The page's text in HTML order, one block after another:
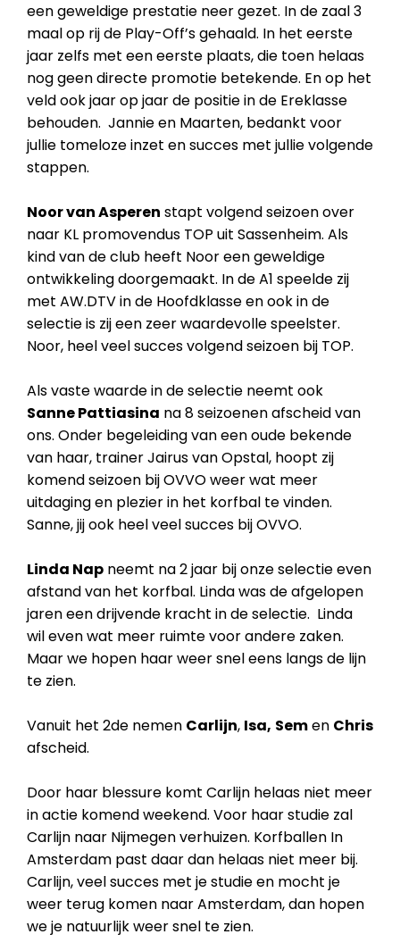
een geweldige prestatie neer gezet. In de zaal 3
maal op rij de Play-Off’s gehaald. In het eerste
jaar zelfs met een eerste plaats, die toen helaas
nog geen directe promotie betekende. En op het
veld ook jaar op jaar de positie in de Ereklasse
behouden. Jannie en Maarten, bedankt voor
jullie tomeloze inzet en succes met jullie volgende
stappen.
Noor van Asperen stapt volgend seizoen over
naar KL promovendus TOP uit Sassenheim. Als
kind van de club heeft Noor een geweldige
ontwikkeling doorgemaakt. In de A1 speelde zij
met AW.DTV in de Hoofdklasse en ook in de
selectie is zij een zeer waardevolle speelster.
Noor, heel veel succes volgend seizoen bij TOP.
Als vaste waarde in de selectie neemt ook
Sanne Pattiasina na 8 seizoenen afscheid van
ons. Onder begeleiding van een oude bekende
van haar, trainer Jairus van Opstal, hoopt zij
komend seizoen bij OVVO weer wat meer
uitdaging en plezier in het korfbal te vinden.
Sanne, jij ook heel veel succes bij OVVO.
Linda Nap neemt na 2 jaar bij onze selectie even
afstand van het korfbal. Linda was de afgelopen
jaren een drijvende kracht in de selectie. Linda
wil even wat meer ruimte voor andere zaken.
Maar we hopen haar weer snel eens langs de lijn
te zien.
Vanuit het 2de nemen Carlijn, Isa, Semen Chris
afscheid.
Door haar blessure komt Carlijn helaas niet meer
in actie komend weekend. Voor haar studie zal
Carlijn naar Nijmegen verhuizen. Korfballen In
Amsterdam past daar dan helaas niet meer bij.
Carlijn, veel succes met je studie en mocht je
weer terug komen naar Amsterdam, dan hopen
we je natuurlijk weer snel te zien.